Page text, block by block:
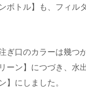
ボトル】も、フィル
ぎ口のカラーは幾つ
ーン】につづき、水
】にしました。